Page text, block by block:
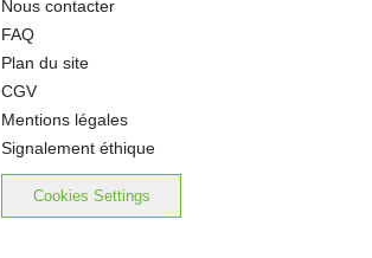
Nous contacter
FAQ
Plan du site
CGV
Mentions légales
Signalement éthique
Cookies Settings